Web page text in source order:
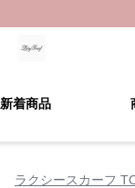
新着商品
ラクシースカーフ